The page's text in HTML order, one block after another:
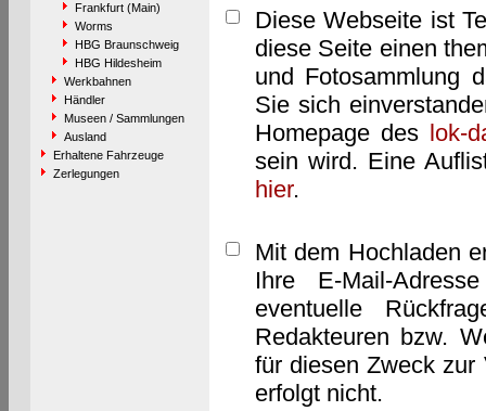
Frankfurt (Main)
Worms
HBG Braunschweig
HBG Hildesheim
Werkbahnen
Händler
Museen / Sammlungen
Ausland
Erhaltene Fahrzeuge
Zerlegungen
Diese Webseite ist
diese Seite einen
und Fotosammlung
Sie sich
Homepage des lok-
sein wird. Eine
hier.
Mit dem Hochladen
Ihre E-Mail-
eventuelle
Redakteuren bzw.
für diesen Zweck zur
erfolgt nicht.